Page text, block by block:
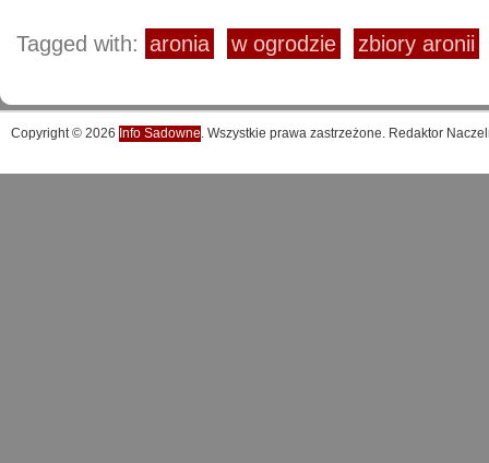
Tagged with: aronia w ogrodzie zbiory aronii
Copyright © 2026 Info Sadowne. Wszystkie prawa zastrzeżone. Redaktor